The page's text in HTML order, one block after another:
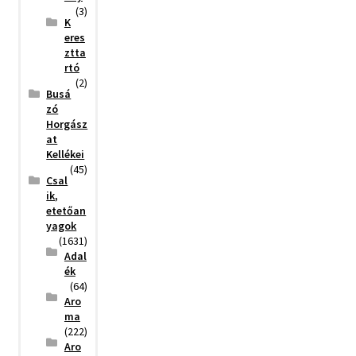
(3)
K
eres
ztta
rtó
(2)
Busá
zó
Horgász
at
Kellékei
(45)
Csal
ik,
etetőan
yagok
(1631)
Adal
ék
(64)
Aro
ma
(222)
Aro